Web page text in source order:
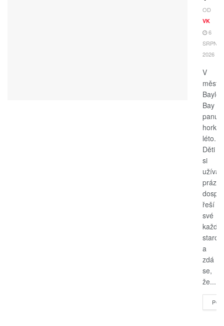
OD
VK
6
SRPNA,
2026
V
Bay
panuje
horké
léto.
Děti
si
užívají
řeší
své
a
zdá
se,
že...